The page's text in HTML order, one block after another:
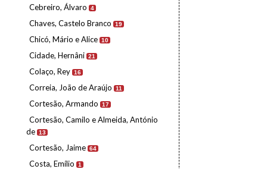
Cebreiro, Álvaro 4
Chaves, Castelo Branco 19
Chicó, Mário e Alice 10
Cidade, Hernâni 21
Colaço, Rey 16
Correia, João de Araújo 11
Cortesão, Armando 17
Cortesão, Camilo e Almeida, António
de 13
Cortesão, Jaime 64
Costa, Emílio 1